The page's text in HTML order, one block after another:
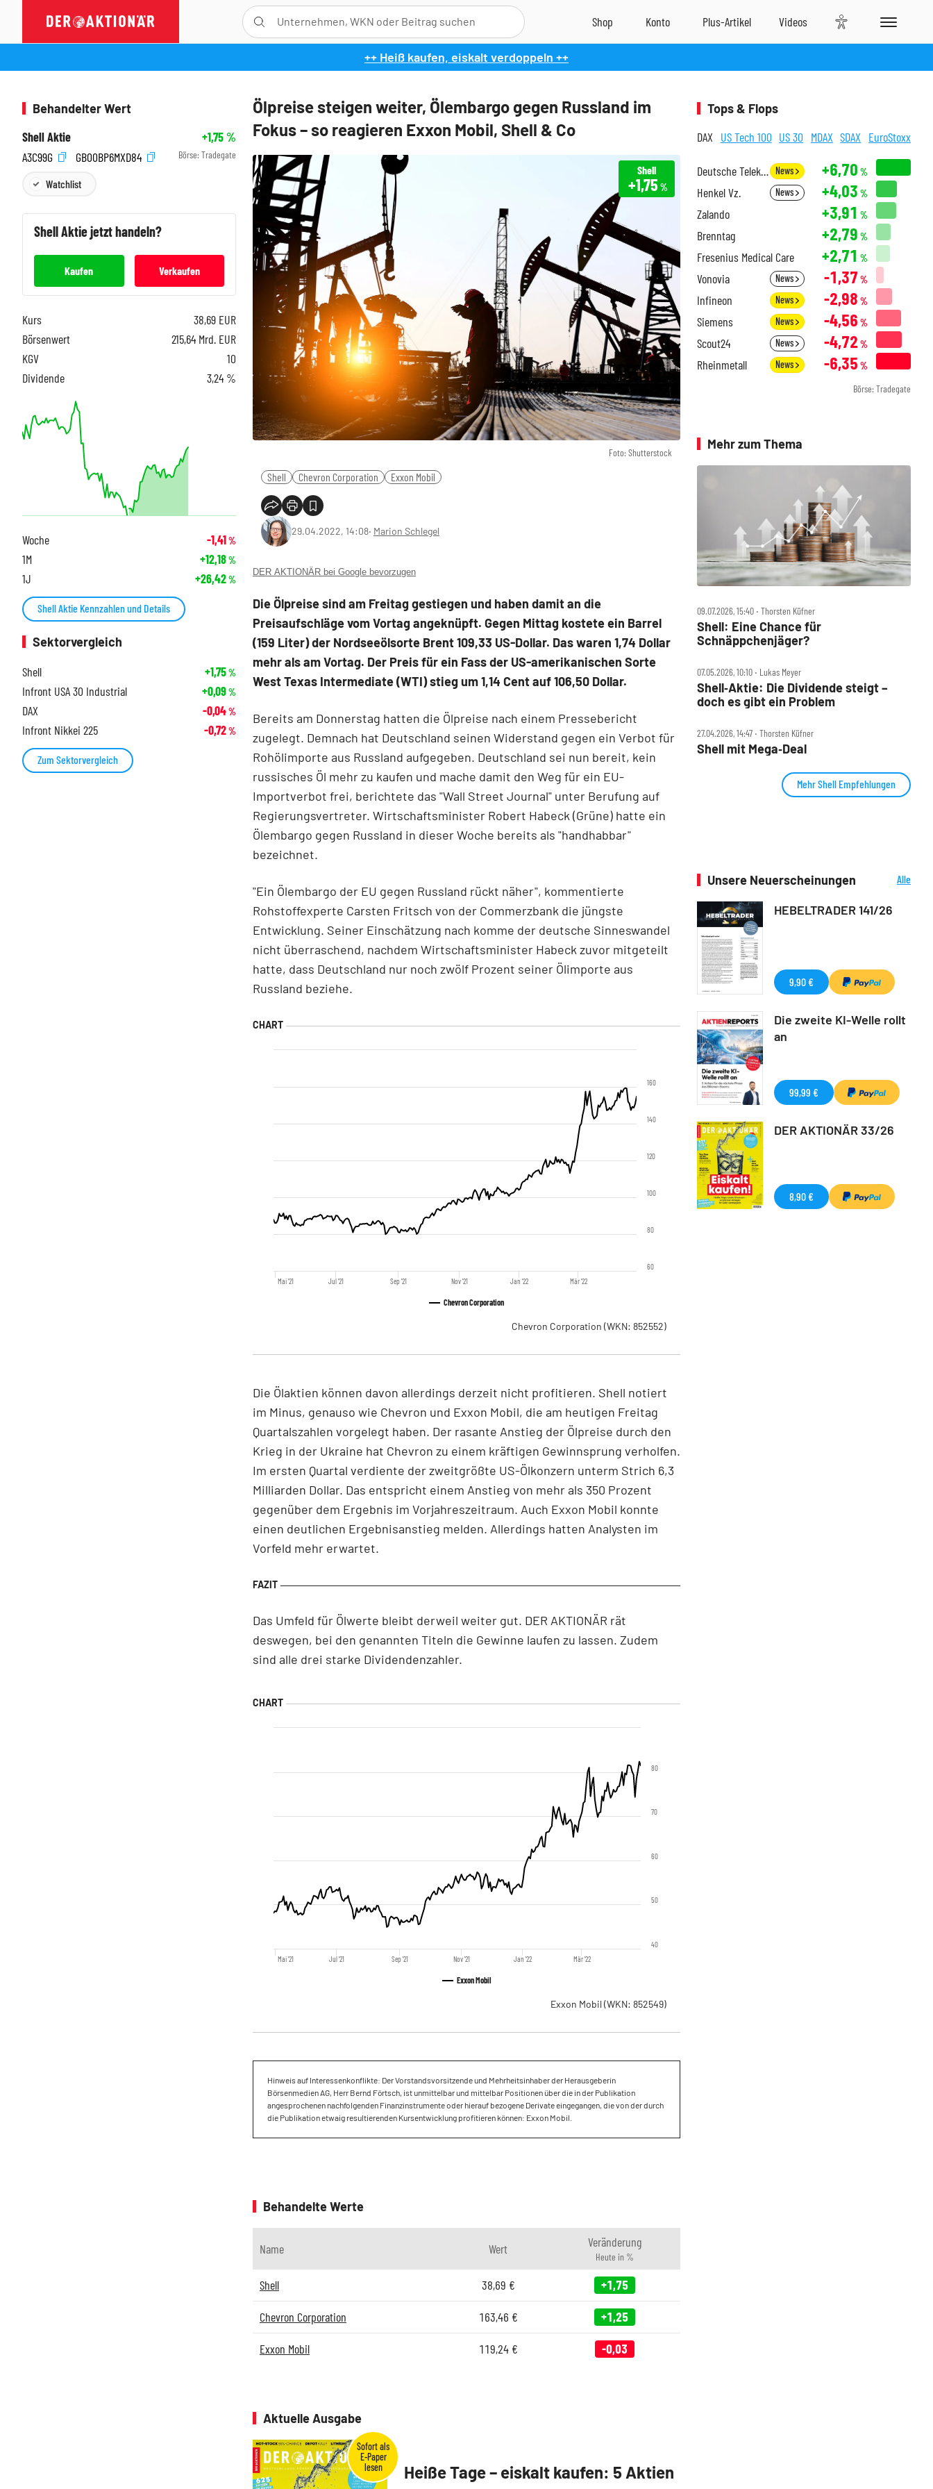
++ Heiß kaufen, eiskalt verdoppeln ++
Ölpreise steigen weiter, Ölembargo gegen Russland im
Fokus – so reagieren Exxon Mobil, Shell & Co
Foto: Shutterstock
Shell
+1,75 %
Shell Chevron Corporation Exxon Mobil
29.04.2022, 14:08‧ Marion Schlegel
DER AKTIONÄR bei Google bevorzugen
Die Ölpreise sind am Freitag gestiegen und haben damit an die
Preisaufschläge vom Vortag angeknüpft. Gegen Mittag kostete ein Barrel
(159 Liter) der Nordseeölsorte Brent 109,33 US-Dollar. Das waren 1,74 Dollar
mehr als am Vortag. Der Preis für ein Fass der US-amerikanischen Sorte
West Texas Intermediate (WTI) stieg um 1,14 Cent auf 106,50 Dollar.
Bereits am Donnerstag hatten die Ölpreise nach einem Pressebericht
zugelegt. Demnach hat Deutschland seinen Widerstand gegen ein Verbot für
Rohölimporte aus Russland aufgegeben. Deutschland sei nun bereit, kein
russisches Öl mehr zu kaufen und mache damit den Weg für ein EU-
Importverbot frei, berichtete das "Wall Street Journal" unter Berufung auf
Regierungsvertreter. Wirtschaftsminister Robert Habeck (Grüne) hatte ein
Ölembargo gegen Russland in dieser Woche bereits als "handhabbar"
bezeichnet.
"Ein Ölembargo der EU gegen Russland rückt näher", kommentierte
Rohstoffexperte Carsten Fritsch von der Commerzbank die jüngste
Entwicklung. Seiner Einschätzung nach komme der deutsche Sinneswandel
nicht überraschend, nachdem Wirtschaftsminister Habeck zuvor mitgeteilt
hatte, dass Deutschland nur noch zwölf Prozent seiner Ölimporte aus
Russland beziehe.
Chevron Corporation
Mai '21 Jul '21 Sep '21 Nov '21 Jan '22 Mär '22
60
80
100
120
140
160
Chevron Corporation (WKN: 852552)
Die Ölaktien können davon allerdings derzeit nicht profitieren. Shell notiert
im Minus, genauso wie Chevron und Exxon Mobil, die am heutigen Freitag
Quartalszahlen vorgelegt haben. Der rasante Anstieg der Ölpreise durch den
Krieg in der Ukraine hat Chevron zu einem kräftigen Gewinnsprung verholfen.
Im ersten Quartal verdiente der zweitgrößte US-Ölkonzern unterm Strich 6,3
Milliarden Dollar. Das entspricht einem Anstieg von mehr als 350 Prozent
gegenüber dem Ergebnis im Vorjahreszeitraum. Auch Exxon Mobil konnte
einen deutlichen Ergebnisanstieg melden. Allerdings hatten Analysten im
Vorfeld mehr erwartet.
Das Umfeld für Ölwerte bleibt derweil weiter gut. DER AKTIONÄR rät
deswegen, bei den genannten Titeln die Gewinne laufen zu lassen. Zudem
sind alle drei starke Dividendenzahler.
Exxon Mobil
Mai '21 Jul '21 Sep '21 Nov '21 Jan '22 Mär '22
40
50
60
70
80
Exxon Mobil(WKN: 852549)
Hinweis auf Interessenkonflikte: Der Vorstandsvorsitzende und Mehrheitsinhaber der Herausgeberin
Börsenmedien AG, Herr Bernd Förtsch, ist unmittelbar und mittelbar Positionen über die in der Publikation
angesprochenen nachfolgenden Finanzinstrumente oder hierauf bezogene Derivate eingegangen, die von der durch
die Publikation etwaig resultierenden Kursentwicklung profitieren können: Exxon Mobil.
Behandelte Werte
Name Wert Veränderung
Heute in %
Shell 38,69 € +1,75
Chevron Corporation 163,46 € +1,25
Exxon Mobil 119,24€ -0,03
Aktuelle Ausgabe
Heiße Tage – eiskalt kaufen: 5 Aktien
Behandelter Wert
Shell Aktie
+1,75%
A3C99G
GB00BP6MXD84 Börse: Tradegate
Watchlist
ShellAktie jetzt handeln?
Kaufen Verkaufen
Kurs 38,69 EUR
Börsenwert
215,64 Mrd. EUR
KGV
10
Dividende
3,24 %
Woche -1,41%
1M +12,18%
1J +26,42%
Shell Aktie Kennzahlen und Details
Sektorvergleich
Shell
+1,75%
Infront USA 30 Industrial +0,09%
DAX -0,04%
Infront Nikkei 225 -0,72%
Zum Sektorvergleich
Tops & Flops
DAX US Tech 100 US 30 MDAX SDAX EuroStoxx
Deutsche Telekom News +6,70 %
Henkel Vz. News +4,03 %
Zalando +3,91 %
Brenntag +2,79 %
Fresenius Medical Care +2,71 %
Vonovia News -1,37 %
Infineon News -2,98 %
Siemens News -4,56 %
Scout24 News -4,72 %
Rheinmetall News -6,35 %
Börse: Tradegate
Mehr zum Thema
09.07.2026, 15:40 ‧ Thorsten Küfner
Shell: Eine Chance für
Schnäppchenjäger?
07.05.2026, 10:10 ‧ Lukas Meyer
Shell‑Aktie: Die Dividende steigt –
doch es gibt ein Problem
27.04.2026, 14:47 ‧ Thorsten Küfner
Shell mit Mega‑Deal
Mehr Shell Empfehlungen
Unsere Neuerscheinungen
Alle
HEBELTRADER 141/26
9,90 €
Die zweite KI-Welle rollt
an
99,99 €
DER AKTIONÄR 33/26
8,90 €